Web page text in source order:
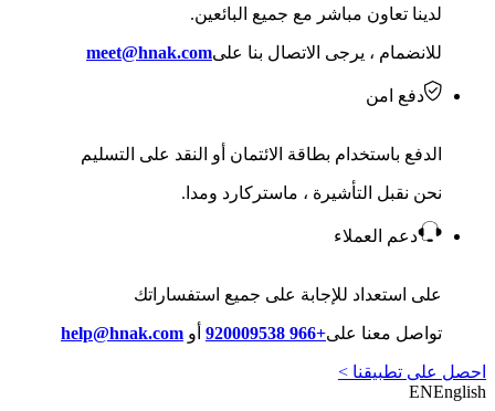
لدينا تعاون مباشر مع جميع البائعين.
للانضمام ، يرجى الاتصال بنا علىmeet@hnak.com
دفع امن
الدفع باستخدام بطاقة الائتمان أو النقد على التسليم
نحن نقبل التأشيرة ، ماستركارد ومدا.
دعم العملاء
على استعداد للإجابة على جميع استفساراتك
تواصل معنا على+966 920009538 أو help@hnak.com
احصل على تطبيقنا >
ENEnglish